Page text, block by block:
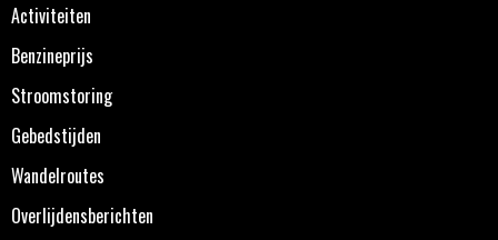
Activiteiten
Benzineprijs
Stroomstoring
Gebedstijden
Wandelroutes
Overlijdensberichten